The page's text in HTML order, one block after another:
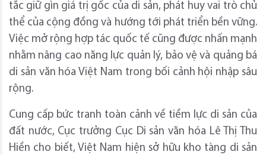
tắc giữ gìn giá trị gốc của di sản, phát huy vai trò chủ
thể của cộng đồng và hướng tới phát triển bền vững.
Việc mở rộng hợp tác quốc tế cũng được nhấn mạnh
nhằm nâng cao năng lực quản lý, bảo vệ và quảng bá
di sản văn hóa Việt Nam trong bối cảnh hội nhập sâu
rộng.
Cung cấp bức tranh toàn cảnh về tiềm lực di sản của
đất nước, Cục trưởng Cục Di sản văn hóa Lê Thị Thu
Hiền cho biết, Việt Nam hiện sở hữu kho tàng di sản